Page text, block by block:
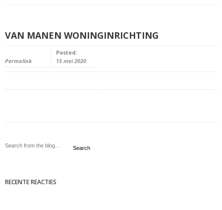
VAN MANEN WONINGINRICHTING
Permalink
Posted:
15 mei 2020
Search
RECENTE REACTIES